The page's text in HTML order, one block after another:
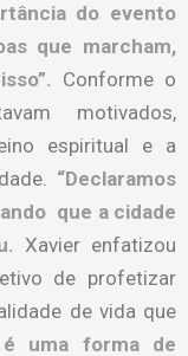
do evento
que marcham,
Conforme o
motivados,
espiritual e a
“Declaramos
que a cidade
Xavier enfatizou
de profetizar
de vida que
é uma forma de